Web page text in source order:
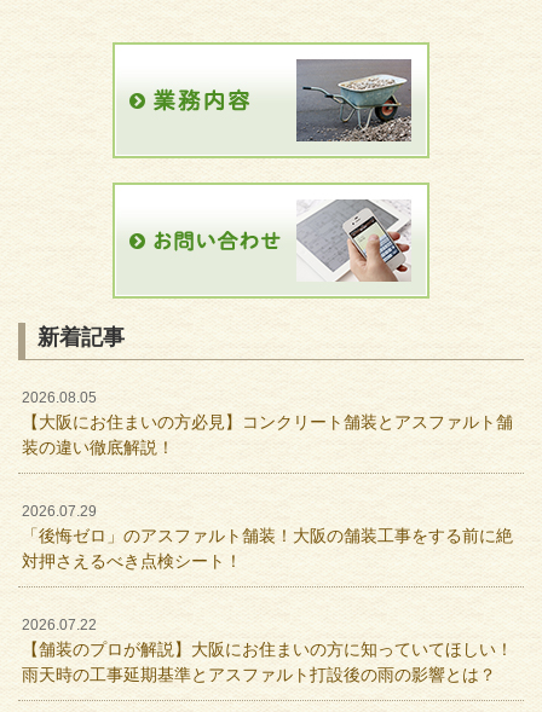
新着記事
2026.08.05
【大阪にお住まいの方必見】コンクリート舗装とアスファルト舗
装の違い徹底解説！
2026.07.29
「後悔ゼロ」のアスファルト舗装！大阪の舗装工事をする前に絶
対押さえるべき点検シート！
2026.07.22
【舗装のプロが解説】大阪にお住まいの方に知っていてほしい！
雨天時の工事延期基準とアスファルト打設後の雨の影響とは？